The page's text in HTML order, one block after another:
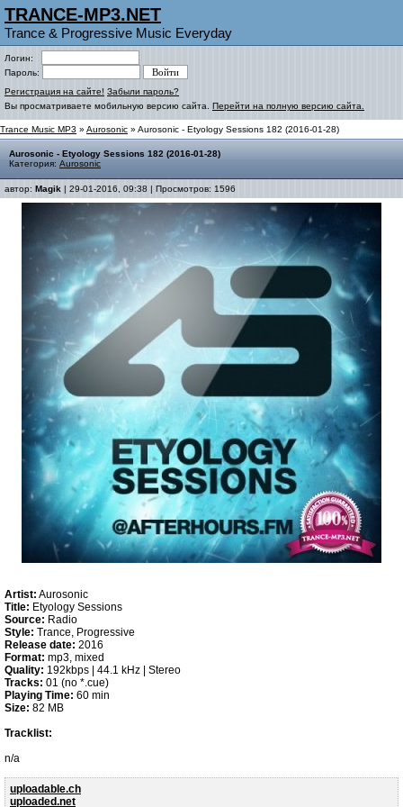
TRANCE-MP3.NET
Trance & Progressive Music Everyday
Логин:
Пароль:
Регистрация на сайте! Забыли пароль?
Вы просматриваете мобильную версию сайта. Перейти на полную версию сайта.
Trance Music MP3 » Aurosonic » Aurosonic - Etyology Sessions 182 (2016-01-28)
Aurosonic - Etyology Sessions 182 (2016-01-28)
Категория: Aurosonic
автор: Magik | 29-01-2016, 09:38 | Просмотров: 1596
Artist: Aurosonic
Title: Etyology Sessions
Source: Radio
Style: Trance, Progressive
Release date: 2016
Format: mp3, mixed
Quality: 192kbps | 44.1 kHz | Stereo
Tracks: 01 (no *.cue)
Playing Time: 60 min
Size: 82 MB
Tracklist:
n/a
uploadable.ch
uploaded.net